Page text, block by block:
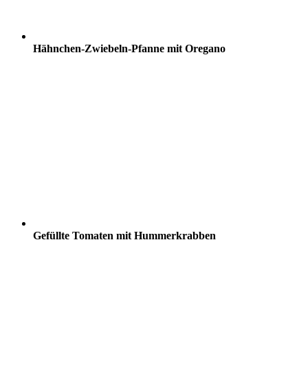
Hähnchen-Zwiebeln-Pfanne mit Oregano
Gefüllte Tomaten mit Hummerkrabben